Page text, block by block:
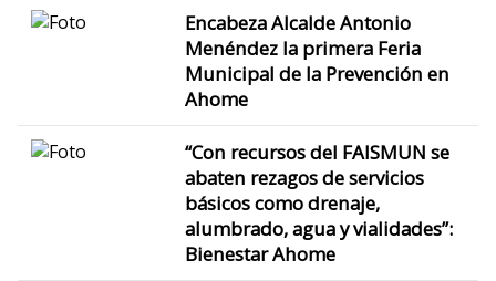
Encabeza Alcalde Antonio
Menéndez la primera Feria
Municipal de la Prevención en
Ahome
“Con recursos del FAISMUN se
abaten rezagos de servicios
básicos como drenaje,
alumbrado, agua y vialidades”:
Bienestar Ahome